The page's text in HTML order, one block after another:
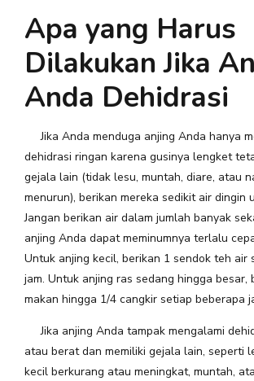
Apa yang Harus
Dilakukan Jika
Anda Dehidrasi
Jika Anda menduga anjing Anda hanya
dehidrasi ringan karena gusinya lengket
gejala lain (tidak lesu, muntah, diare, atau
menurun), berikan mereka sedikit air dingin
Jangan berikan air dalam jumlah banyak
anjing Anda dapat meminumnya terlalu
Untuk anjing kecil, berikan 1 sendok teh air
jam. Untuk anjing ras sedang hingga besar,
makan hingga 1/4 cangkir setiap beberapa
Jika anjing Anda tampak mengalami
atau berat dan memiliki gejala lain, seperti
kecil berkurang atau meningkat, muntah,